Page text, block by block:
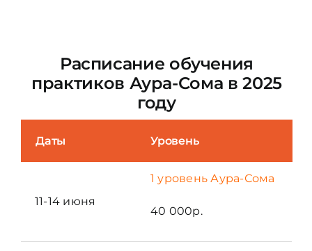
Расписание обучения
практиков Аура-Сома в 2025
году
Даты Уровень
11-14 июня
1 уровень Аура-Сома
40 000р.